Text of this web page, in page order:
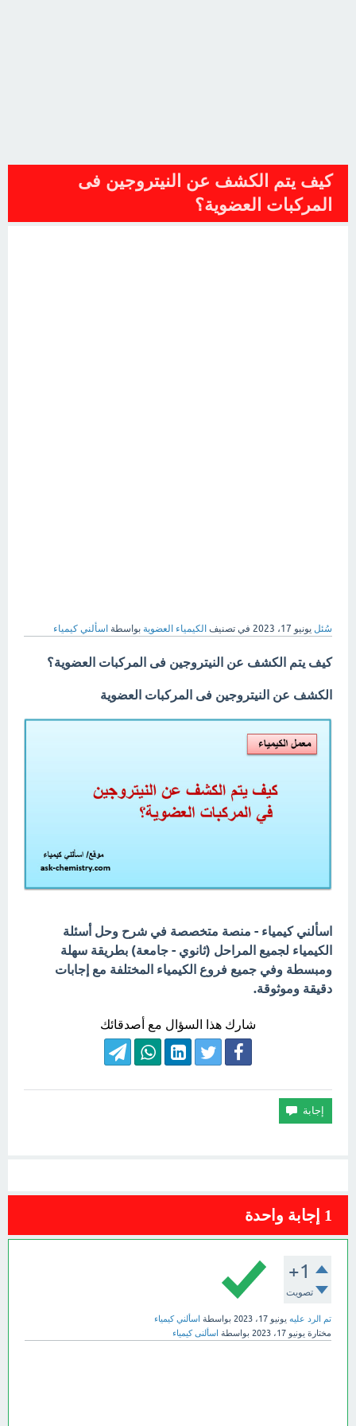
كيف يتم الكشف عن النيتروجين فى
المركبات العضوية؟
سُئل يونيو 17، 2023 في تصنيف الكيمياء العضوية بواسطة اسألني كيمياء
كيف يتم الكشف عن النيتروجين فى المركبات العضوية؟
الكشف عن النيتروجين فى المركبات العضوية
اسألني كيمياء - منصة متخصصة في شرح وحل أسئلة
الكيمياء لجميع المراحل (ثانوي - جامعة) بطريقة سهلة
ومبسطة وفي جميع فروع الكيمياء المختلفة مع إجابات
دقيقة وموثوقة.
شارك هذا السؤال مع أصدقائك
1 إجابة واحدة
+1
تصويت
تم الرد عليه يونيو 17، 2023 بواسطة اسألني كيمياء
مختارة يونيو 17، 2023 بواسطة اسألنى كيمياء